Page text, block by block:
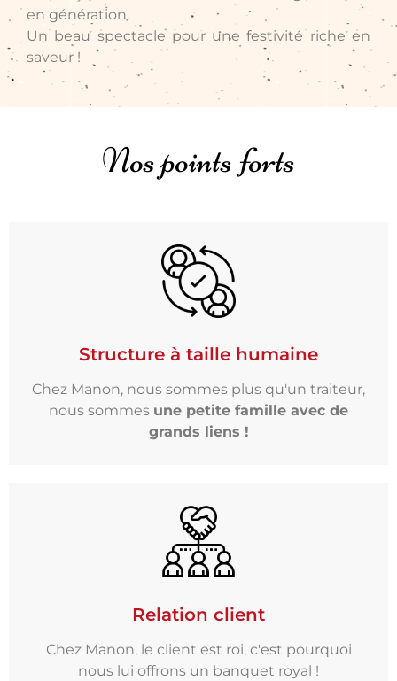
en génération.
Un beau spectacle pour une festivité riche en
saveur !
Nos points forts
Structure à taille humaine
Chez Manon, nous sommes plus qu'un traiteur,
nous sommes une petite famille avec de
grands liens !
Relation client
Chez Manon, le client est roi, c'est pourquoi
nous lui offrons un banquet royal !